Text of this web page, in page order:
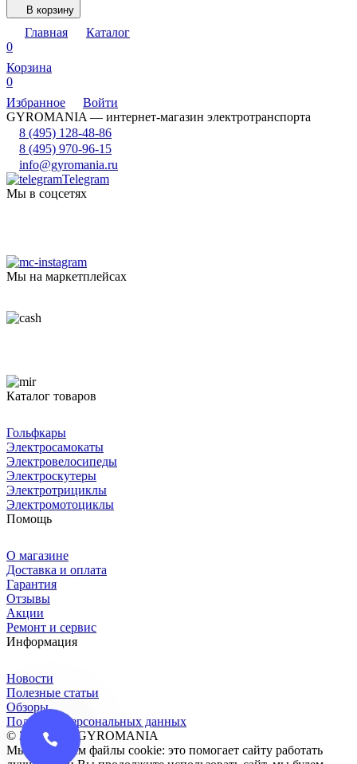
В корзину
Главная
Каталог
0
Корзина
0
Избранное
Войти
GYROMANIA — интернет-магазин электротранспорта
8 (495) 128-48-86
8 (495) 970-96-15
info@gyromania.ru
Telegram
Мы в соцсетях
Мы на маркетплейсах
Каталог товаров
Гольфкары
Электросамокаты
Электровелосипеды
Электроскутеры
Электротрициклы
Электромотоциклы
Помощь
О магазине
Доставка и оплата
Гарантия
Отзывы
Акции
Ремонт и сервис
Информация
Новости
Полезные статьи
Обзоры
Политика персональных данных
© 2016-2026 GYROMANIA
Мы сохраняем файлы cookie: это помогает сайту работать